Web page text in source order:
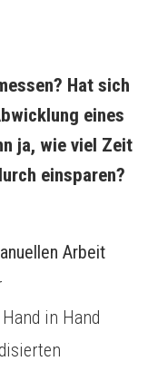
Hat sich
eines
ja, wie viel Zeit
Arbeit
in Hand